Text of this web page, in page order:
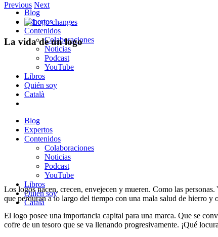
Blog
Expertos
Contenidos
Colaboraciones
Noticias
Podcast
YouTube
Libros
Quién soy
Català
Blog
Expertos
Contenidos
Colaboraciones
Noticias
Podcast
YouTube
Libros
Quién soy
Català
Previous Next
View
Larger
Image
La vida de un logo
Los logos nacen, crecen, envejecen y mueren. Como las
que perduran a lo largo del tiempo con una mala salud de hierro y
El logo posee una importancia capital para una marca. Que se
cofre de un tesoro que se va llenando progresivamente. ¡Qué